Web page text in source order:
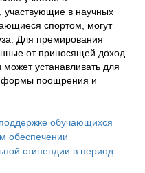
участвующие в научных
спортом, могут
Для премирования
от приносящей доход
устанавливать для
формы поощрения и
обучающихся
обеспечении
стипендии в период